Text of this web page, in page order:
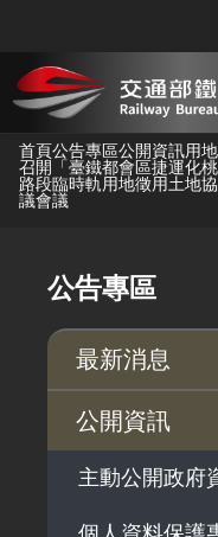
跳到主要內容
首頁公告專區公開資訊用
召開「臺鐵都會區捷運化
路段臨時軌用地徵用土地
議會議
公告專區
最新消息
新聞稿
公聽會
公告事項
公開資訊
主動公開政府